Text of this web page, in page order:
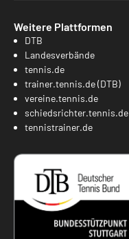
Weitere Plattformen
DTB
Landesverbände
tennis.de
trainer.tennis.de (DTB)
vereine.tennis.de
schiedsrichter.tennis.de
tennistrainer.de